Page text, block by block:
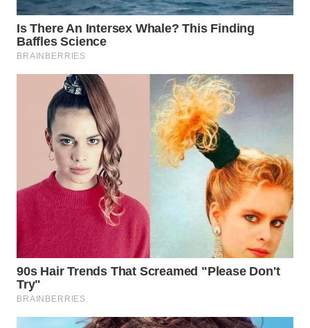
WAHANA
LISTRIK
WAHANA
TV
WAHANANEWS
ID
WAHANANEWS
CO ID
WAHANANEWS
WAHANA